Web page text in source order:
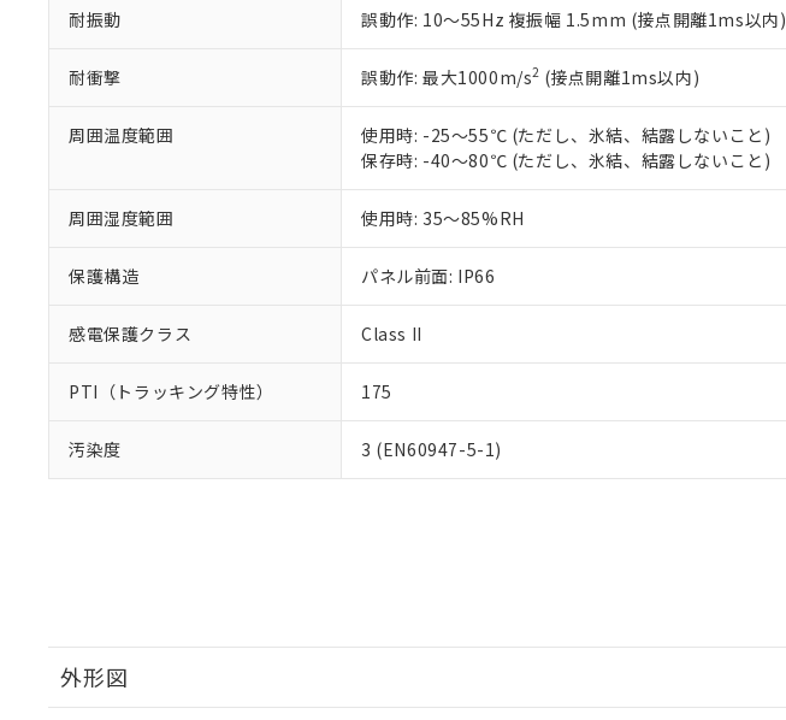
耐振動 誤動作: 10～55Hz 複振幅 1.5mm (接点開離1ms以内)
耐衝撃 誤動作: 最大1000m/s2 (接点開離1ms以内)
周囲温度範囲
使用時: -25～55℃ (ただし、氷結、結露しないこと)
保存時: -40～80℃ (ただし、氷結、結露しないこと)
周囲湿度範囲 使用時: 35～85%RH
保護構造 パネル前面: IP66
感電保護クラス Class II
PTI（トラッキング特性） 175
汚染度 3 (EN60947-5-1)
外形図